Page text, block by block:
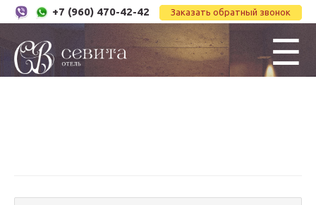
Заказать обратный звонок
+7 (960) 470-42-42
☰